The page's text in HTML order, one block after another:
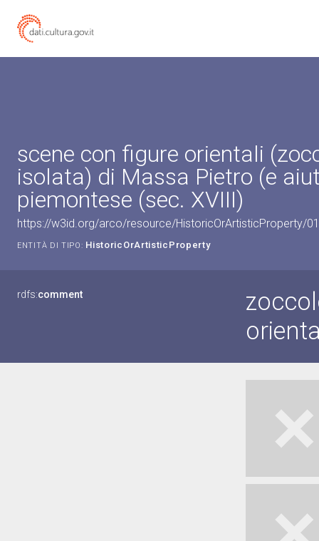
scene con figure orientali
isolata) di Massa Pietro (e
piemontese (sec. XVIII)
https://w3id.org/arco/resource/HistoricOrArtisticProperty/
ENTITÀ DI TIPO: HistoricOrArtisticProperty
rdfs:comment